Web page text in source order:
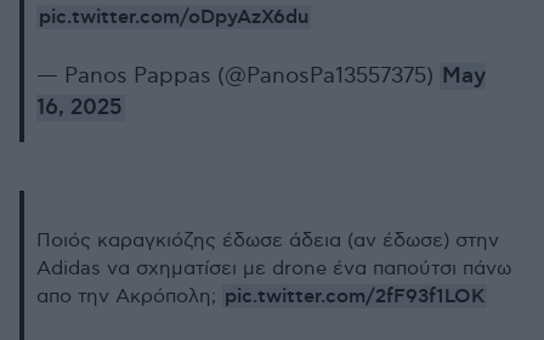
pic.twitter.com/oDpyAzX6du
— Panos Pappas (@PanosPa13557375) May
16, 2025
Ποιός καραγκιόζης έδωσε άδεια (αν έδωσε) στην
Adidas να σχηματίσει με drone ένα παπούτσι πάνω
απο την Ακρόπολη; pic.twitter.com/2fF93f1LOK